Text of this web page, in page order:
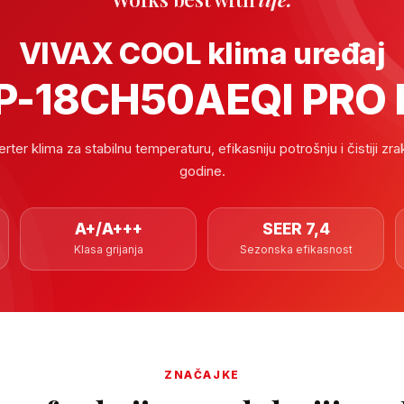
VIVAX COOL klima uređaj
18CH50AEQI PRO
klima za stabilnu temperaturu, efikasniju potrošnju i čistiji
godine.
A+/A+++
Klasa grijanja
SEER 7,4
Sezonska efikasnost
ZNAČAJKE